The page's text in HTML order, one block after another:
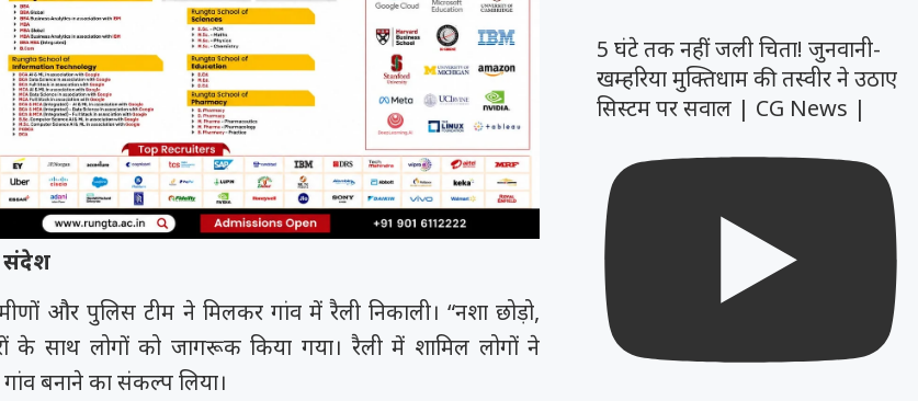
संदेश
और पुलिस टीम ने मिलकर गांव में रैली निकाली। “नशा छोड़ो,
के साथ लोगों को जागरूक किया गया। रैली में शामिल लोगों ने
बनाने का संकल्प लिया।
5 घंटे तक नहीं जली चिता! जुनवानी-
खम्हरिया मुक्तिधाम की तस्वीर ने उठाए
सिस्टम पर सवाल | CG News |
6